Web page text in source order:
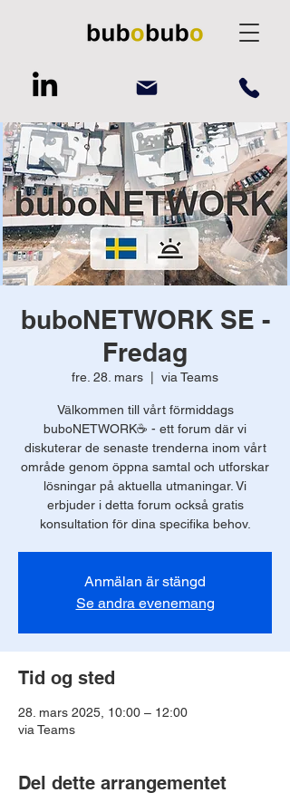
buboNETWORK SE -
Fredag
fre. 28. mars via Teams
Välkommen till vårt förmiddags
buboNETWORK☕️ - ett forum där vi
diskuterar de senaste trenderna inom vårt
område genom öppna samtal och utforskar
lösningar på aktuella utmaningar. Vi
erbjuder i detta forum också gratis
konsultation för dina specifika behov.
Anmälan är stängd
Se andra evenemang
Tid og sted
28. mars 2025, 10:00 – 12:00
via Teams
Del dette arrangementet